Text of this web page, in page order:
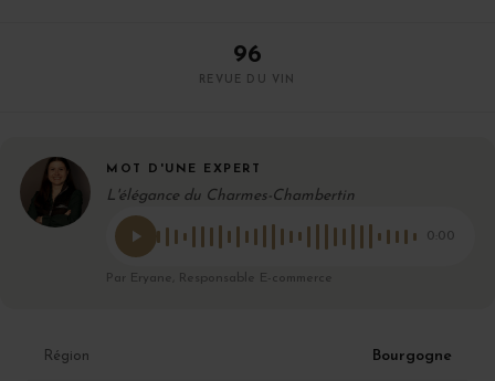
96
REVUE DU VIN
MOT D'UNE EXPERT
L'élégance du Charmes-Chambertin
0:00
Par Eryane, Responsable E-commerce
Région Bourgogne